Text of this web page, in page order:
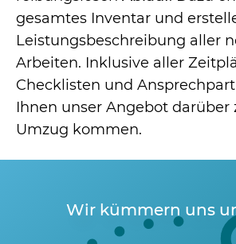
gesamtes Inventar und
Leistungsbeschreibung aller
Arbeiten. Inklusive aller
Checklisten und
Ihnen unser Angebot darüber
Umzug kommen.
Wir kümmern uns